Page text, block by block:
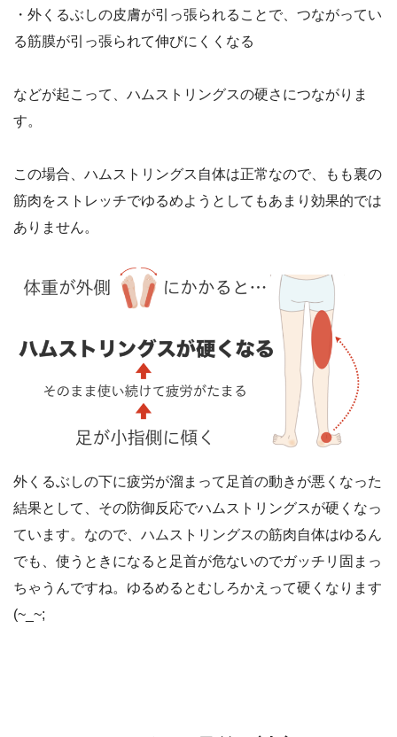
・外くるぶしの皮膚が引っ張られることで、つながってい
る筋膜が引っ張られて伸びにくくなる
などが起こって、ハムストリングスの硬さにつながりま
す。
この場合、ハムストリングス自体は正常なので、もも裏の
筋肉をストレッチでゆるめようとしてもあまり効果的では
ありません。
外くるぶしの下に疲労が溜まって足首の動きが悪くなった
結果として、その防御反応でハムストリングスが硬くなっ
ています。なので、ハムストリングスの筋肉自体はゆるん
でも、使うときになると足首が危ないのでガッチリ固まっ
ちゃうんですね。ゆるめるとむしろかえって硬くなります
(~_~;